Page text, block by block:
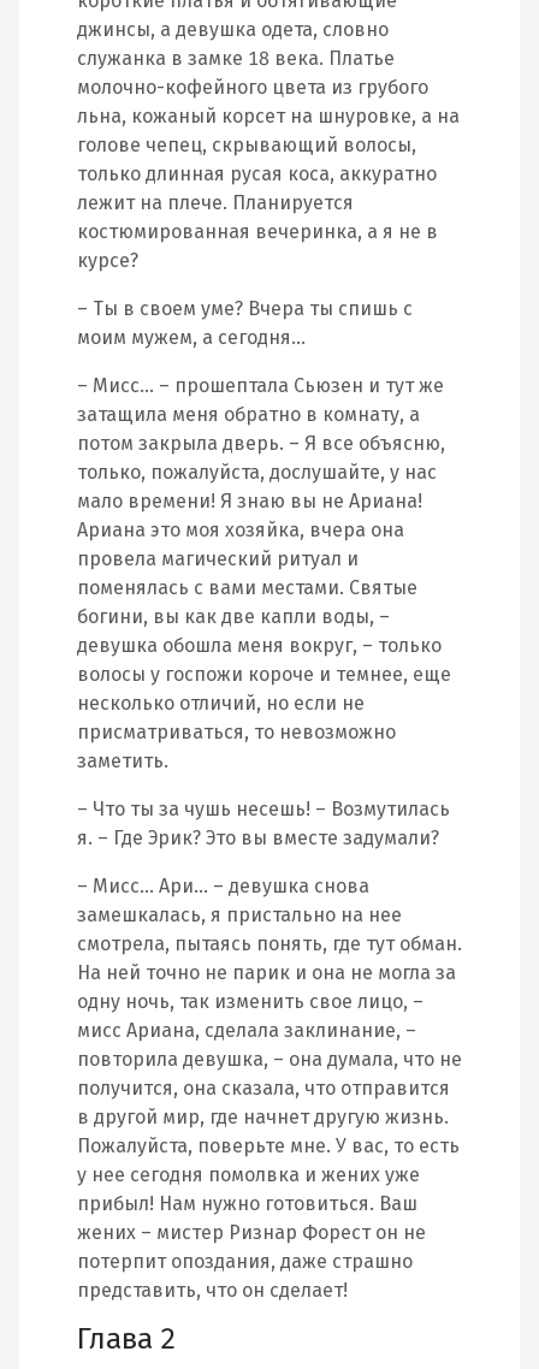
джинсы, а девушка одета, словно
служанка в замке 18 века. Платье
молочно-кофейного цвета из грубого
льна, кожаный корсет на шнуровке, а на
голове чепец, скрывающий волосы,
только длинная русая коса, аккуратно
лежит на плече. Планируется
костюмированная вечеринка, а я не в
курсе?
– Ты в своем уме? Вчера ты спишь с
моим мужем, а сегодня…
– Мисс… – прошептала Сьюзен и тут же
затащила меня обратно в комнату, а
потом закрыла дверь. – Я все объясню,
только, пожалуйста, дослушайте, у нас
мало времени! Я знаю вы не Ариана!
Ариана это моя хозяйка, вчера она
провела магический ритуал и
поменялась с вами местами. Святые
богини, вы как две капли воды, –
девушка обошла меня вокруг, – только
волосы у госпожи короче и темнее, еще
несколько отличий, но если не
присматриваться, то невозможно
заметить.
– Что ты за чушь несешь! – Возмутилась
я. – Где Эрик? Это вы вместе задумали?
– Мисс… Ари… – девушка снова
замешкалась, я пристально на нее
смотрела, пытаясь понять, где тут обман.
На ней точно не парик и она не могла за
одну ночь, так изменить свое лицо, –
мисс Ариана, сделала заклинание, –
повторила девушка, – она думала, что не
получится, она сказала, что отправится
в другой мир, где начнет другую жизнь.
Пожалуйста, поверьте мне. У вас, то есть
у нее сегодня помолвка и жених уже
прибыл! Нам нужно готовиться. Ваш
жених – мистер Ризнар Форест он не
потерпит опоздания, даже страшно
представить, что он сделает!
Глава 2